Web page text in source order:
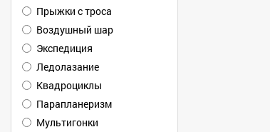
Прыжки с троса
Воздушный шар
Экспедиция
Ледолазание
Квадроциклы
Парапланеризм
Мультигонки